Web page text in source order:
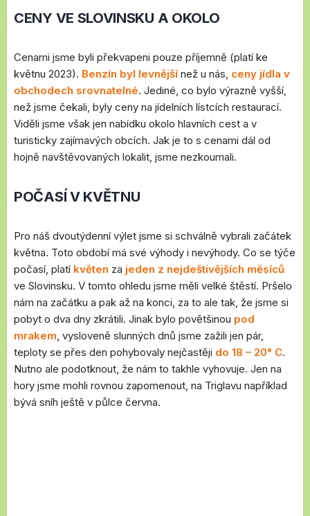
CENY VE SLOVINSKU A OKOLO
Cenami jsme byli překvapeni pouze příjemně (platí ke
květnu 2023). Benzín byl levnější než u nás, ceny jídla v
obchodech srovnatelné. Jediné, co bylo výrazně vyšší,
než jsme čekali, byly ceny na jídelních lístcích restaurací.
Viděli jsme však jen nabídku okolo hlavních cest a v
turisticky zajímavých obcích. Jak je to s cenami dál od
hojně navštěvovaných lokalit, jsme nezkoumali.
POČASÍ V KVĚTNU
Pro náš dvoutýdenní výlet jsme si schválně vybrali začátek
května. Toto období má své výhody i nevýhody. Co se týče
počasí, platí květen za jeden z nejdeštivějších měsíců
ve Slovinsku. V tomto ohledu jsme měli velké štěstí. Pršelo
nám na začátku a pak až na konci, za to ale tak, že jsme si
pobyt o dva dny zkrátili. Jinak bylo povětšinou pod
mrakem, vysloveně slunných dnů jsme zažili jen pár,
teploty se přes den pohybovaly nejčastěji do 18 – 20° C.
Nutno ale podotknout, že nám to takhle vyhovuje. Jen na
hory jsme mohli rovnou zapomenout, na Triglavu například
bývá sníh ještě v půlce června.